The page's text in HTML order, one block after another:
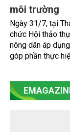
môi trường
Ngày 31/7, tại
chức Hội thảo
nông dân áp
góp phần thực
nghiên cứu,
trực tiếp triển